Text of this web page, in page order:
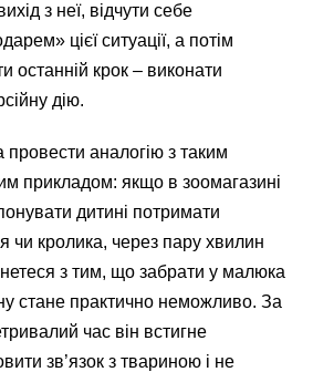
з неї, відчути себе
цієї ситуації, а потім
останній крок – виконати
дію.
аналогію з таким
прикладом: якщо в зоомагазині
дитині потримати
чи кролика, через пару хвилин
з тим, що забрати у малюка
стане практично неможливо. За
час він встигне
зв’язок з твариною і не